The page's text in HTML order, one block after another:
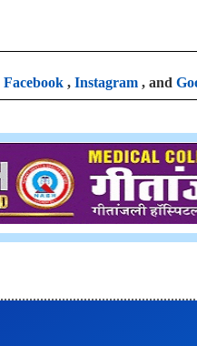
Facebook , Instagram , and